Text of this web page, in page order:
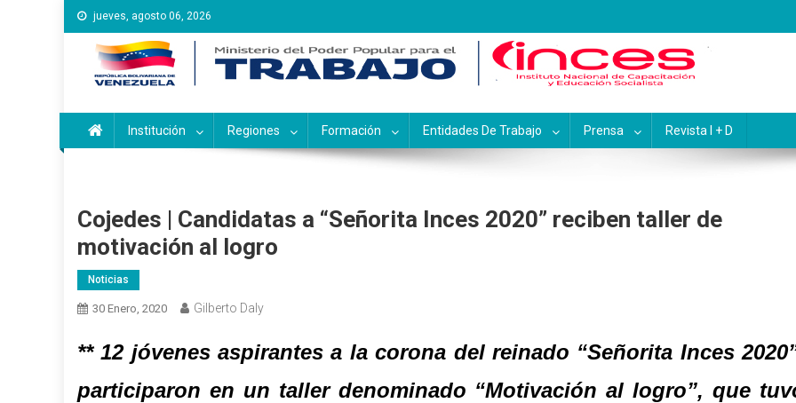
Saltar
al
contenido
jueves, agosto 06, 2026
Instituto Nacional de Capacitación y Educación
Inces
Institución Regiones Formación Entidades De Trabajo Prensa Revista I + D
Cojedes | Candidatas a “Señorita Inces 2020” reciben taller de
motivación al logro
Noticias
30 Enero, 2020 Gilberto Daly
** 12 jóvenes aspirantes a la corona del reinado “Señorita Inces
participaron en un taller denominado “Motivación al logro”, que